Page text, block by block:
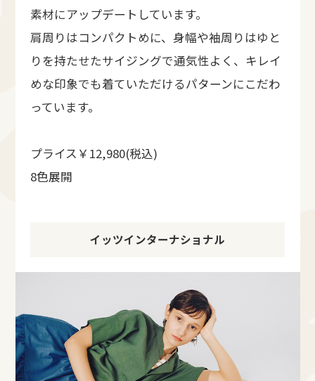
素材にアップデートしています。
肩周りはコンパクトめに、身幅や袖周りはゆと
りを持たせたサイジングで通気性よく、キレイ
めな印象でも着ていただけるパターンにこだわ
っています。
プライス￥12,980(税込)
8色展開
イッツインターナショナル